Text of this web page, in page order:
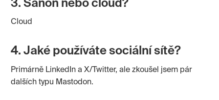
3. Šanon nebo cloud?
Cloud
4. Jaké používáte sociální sítě?
Primárně LinkedIn a X/Twitter, ale zkoušel jsem pár
dalších typu Mastodon.